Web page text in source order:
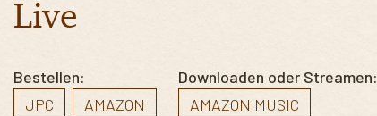
Live
Bestellen:
JPC
AMAZON
Downloaden oder Streamen:
AMAZON MUSIC